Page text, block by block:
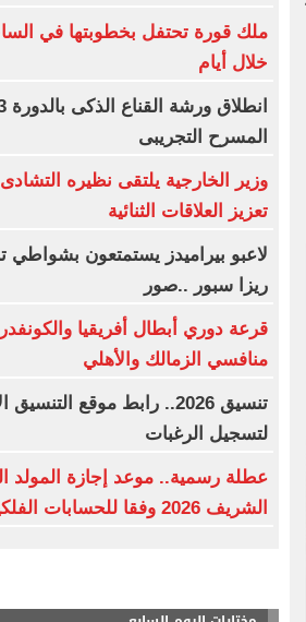
ملك قورة تحتفل بخطوبتها في
خلال أيام
المسرح التجريبى
وزير الخارجية يلتقى نظيره
تعزيز العلاقات الثنائية
لاعبو بيراميدز يستمتعون بشواطي
ريزا سبور ..صور
قرعة دوري أبطال أفريقيا
منافسي الزمالك والأهلي
تنسيق 2026.. رابط موقع
لتسجيل الرغبات
عطلة رسمية.. موعد إجازة المولد
الشريف 2026 وفقا للحسابات الفلكية